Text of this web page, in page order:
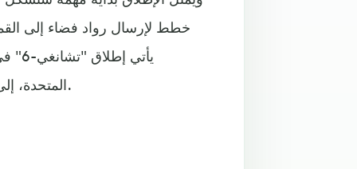
المتحدة، إلى الفوائد الاستراتيجية والعلمية لتوسيع نطاق استكشاف القمر.